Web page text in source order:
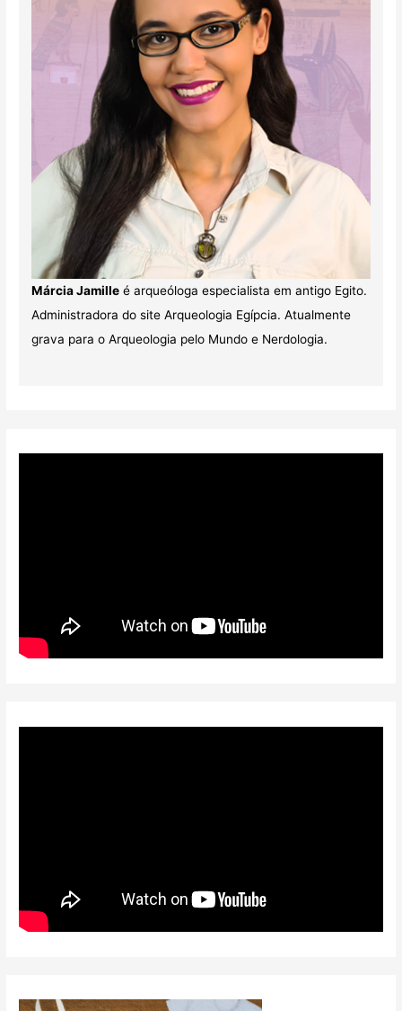
Márcia Jamilleé arqueóloga especialista em antigo Egito.
Administradora do site Arqueologia Egípcia. Atualmente
grava para o Arqueologia pelo Mundo e Nerdologia.